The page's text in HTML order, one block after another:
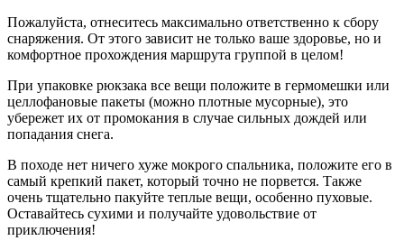
Пожалуйста, отнеситесь максимально ответственно к сбору
снаряжения. От этого зависит не только ваше здоровье, но и
комфортное прохождения маршрута группой в целом!
При упаковке рюкзака все вещи положите в гермомешки или
целлофановые пакеты (можно плотные мусорные), это
убережет их от промокания в случае сильных дождей или
попадания снега.
В походе нет ничего хуже мокрого спальника, положите его в
самый крепкий пакет, который точно не порвется. Также
очень тщательно пакуйте теплые вещи, особенно пуховые.
Оставайтесь сухими и получайте удовольствие от
приключения!